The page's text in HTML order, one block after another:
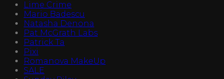
Lime Crime
Mario Badescu
Natasha Denona
Pat McGrath Labs
Patrick Ta
Pixi
Romanova MakeUp
SALE